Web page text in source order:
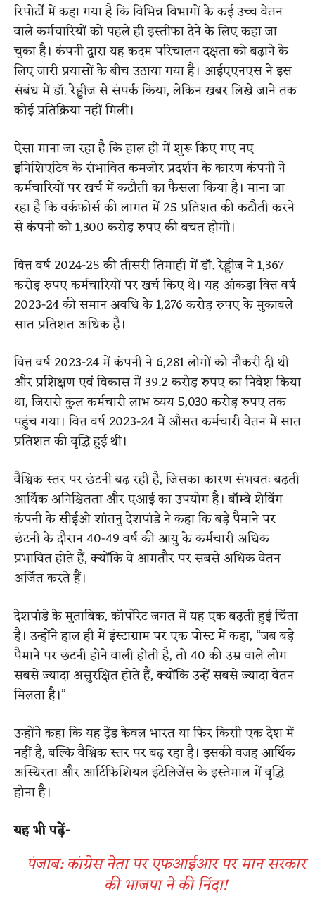
रिपोर्टों में कहा गया है कि विभिन्न विभागों के कई उच्च वेतन
वाले कर्मचारियों को पहले ही इस्तीफा देने के लिए कहा जा
चुका है। कंपनी द्वारा यह कदम परिचालन दक्षता को बढ़ाने के
लिए जारी प्रयासों के बीच उठाया गया है। आईएएनएस ने इस
संबंध में डॉ. रेड्डीज से संपर्क किया, लेकिन खबर लिखे जाने तक
कोई प्रतिक्रिया नहीं मिली।
ऐसा माना जा रहा है कि हाल ही में शुरू किए गए नए
इनिशिएटिव के संभावित कमजोर प्रदर्शन के कारण कंपनी ने
कर्मचारियों पर खर्च में कटौती का फैसला किया है। माना जा
रहा है कि वर्कफोर्स की लागत में 25 प्रतिशत की कटौती करने
से कंपनी को 1,300 करोड़ रुपए की बचत होगी।
वित्त वर्ष 2024-25 की तीसरी तिमाही में डॉ. रेड्डीज ने 1,367
करोड़ रुपए कर्मचारियों पर खर्च किए थे। यह आंकड़ा वित्त वर्ष
2023-24 की समान अवधि के 1,276 करोड़ रुपए के मुकाबले
सात प्रतिशत अधिक है।
वित्त वर्ष 2023-24 में कंपनी ने 6,281 लोगों को नौकरी दी थी
और प्रशिक्षण एवं विकास में 39.2 करोड़ रुपए का निवेश किया
था, जिससे कुल कर्मचारी लाभ व्यय 5,030 करोड़ रुपए तक
पहुंच गया। वित्त वर्ष 2023-24 में औसत कर्मचारी वेतन में सात
प्रतिशत की वृद्धि हुई थी।
वैश्विक स्तर पर छंटनी बढ़ रही है, जिसका कारण संभवतः बढ़ती
आर्थिक अनिश्चितता और एआई का उपयोग है। बॉम्बे शेविंग
कंपनी के सीईओ शांतनु देशपांडे ने कहा कि बड़े पैमाने पर
छंटनी के दौरान 40-49 वर्ष की आयु के कर्मचारी अधिक
प्रभावित होते हैं, क्योंकि वे आमतौर पर सबसे अधिक वेतन
अर्जित करते हैं।
देशपांडे के मुताबिक, कॉर्पोरेट जगत में यह एक बढ़ती हुई चिंता
है। उन्होंने हाल ही में इंस्टाग्राम पर एक पोस्ट में कहा, “जब बड़े
पैमाने पर छंटनी होने वाली होती है, तो 40 की उम्र वाले लोग
सबसे ज्यादा असुरक्षित होते हैं, क्योंकि उन्हें सबसे ज्यादा वेतन
मिलता है।”
उन्होंने कहा कि यह ट्रेंड केवल भारत या फिर किसी एक देश में
नहीं है, बल्कि वैश्विक स्तर पर बढ़ रहा है। इसकी वजह आर्थिक
अस्थिरता और आर्टिफिशियल इंटेलिजेंस के इस्तेमाल में वृद्धि
होना है।
यह भी पढ़ें-
पंजाब: कांग्रेस नेता पर एफआईआर पर मान सरकार
की भाजपा ने की निंदा!